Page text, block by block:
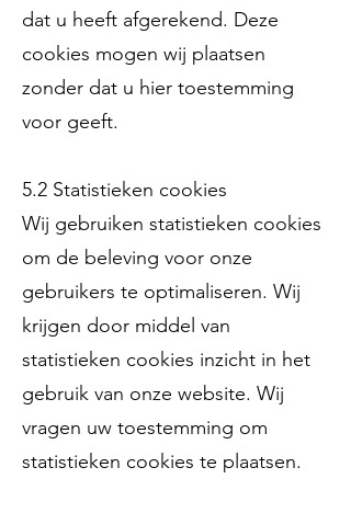
dat u heeft afgerekend. Deze
cookies mogen wij plaatsen
zonder dat u hier toestemming
voor geeft.
5.2 Statistieken cookies
Wij gebruiken statistieken cookies
om de beleving voor onze
gebruikers te optimaliseren. Wij
krijgen door middel van
statistieken cookies inzicht in het
gebruik van onze website. Wij
vragen uw toestemming om
statistieken cookies te plaatsen.